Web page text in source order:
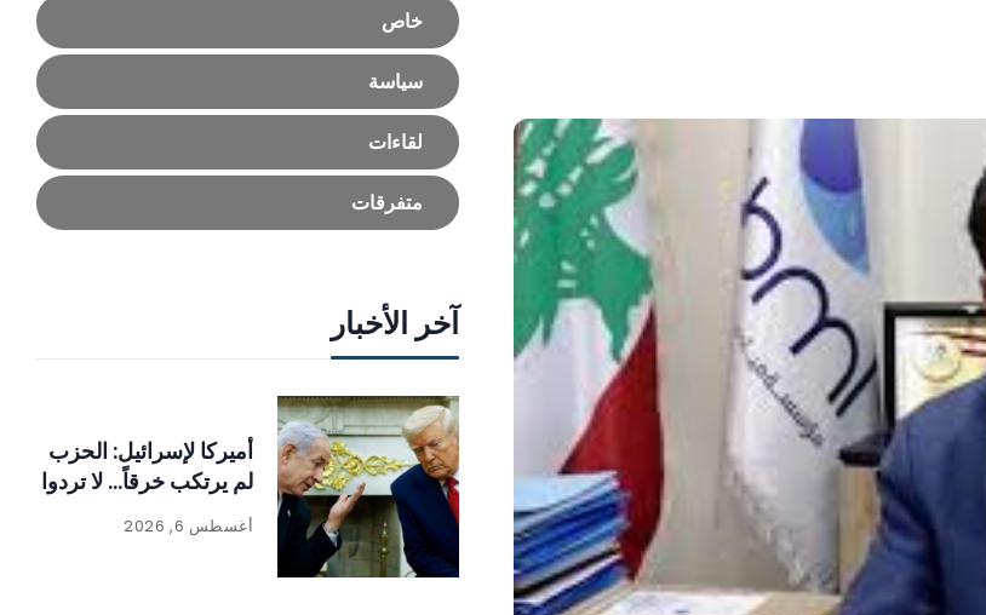
خاص
سياسة
لقاءات
متفرقات
آخر الأخبار
أميركا لإسرائيل: الحزب
لم يرتكب خرقاً… لا تردوا
أغسطس 6, 2026